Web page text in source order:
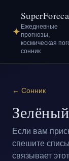
✦ Ежедневные
прогнозы,
космическая
сонник
← Сонник
Если вам
спешите
связывает